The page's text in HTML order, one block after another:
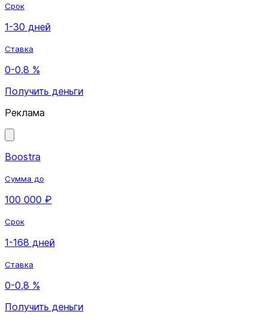
Срок
1-30 дней
Ставка
0-0,8 %
Получить деньги
Реклама
Boostra
Сумма до
100 000 ₽
Срок
1-168 дней
Ставка
0-0,8 %
Получить деньги